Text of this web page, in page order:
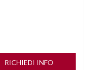
RICHIEDI INFO